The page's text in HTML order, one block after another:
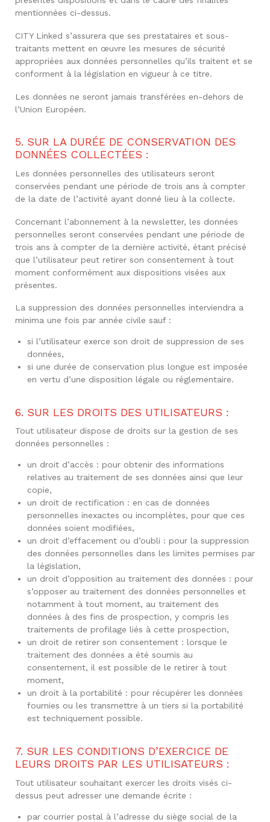
mentionnées ci-dessus.
CITY Linked s’assurera que ses prestataires et sous-
traitants mettent en œuvre les mesures de sécurité
appropriées aux données personnelles qu’ils traitent et se
conforment à la législation en vigueur à ce titre.
Les données ne seront jamais transférées en-dehors de
l’Union Européen.
5. SUR LA DURÉE DE CONSERVATION DES
DONNÉES COLLECTÉES :
Les données personnelles des utilisateurs seront
conservées pendant une période de trois ans à compter
de la date de l’activité ayant donné lieu à la collecte.
Concernant l’abonnement à la newsletter, les données
personnelles seront conservées pendant une période de
trois ans à compter de la dernière activité, étant précisé
que l’utilisateur peut retirer son consentement à tout
moment conformément aux dispositions visées aux
présentes.
La suppression des données personnelles interviendra a
minima une fois par année civile sauf :
si l’utilisateur exerce son droit de suppression de ses
données,
si une durée de conservation plus longue est imposée
en vertu d’une disposition légale ou réglementaire.
6. SUR LES DROITS DES UTILISATEURS :
Tout utilisateur dispose de droits sur la gestion de ses
données personnelles :
un droit d’accès : pour obtenir des informations
relatives au traitement de ses données ainsi que leur
copie,
un droit de rectification : en cas de données
personnelles inexactes ou incomplètes, pour que ces
données soient modifiées,
un droit d’effacement ou d’oubli : pour la suppression
des données personnelles dans les limites permises par
la législation,
un droit d’opposition au traitement des données : pour
s’opposer au traitement des données personnelles et
notamment à tout moment, au traitement des
données à des fins de prospection, y compris les
traitements de profilage liés à cette prospection,
un droit de retirer son consentement : lorsque le
traitement des données a été soumis au
consentement, il est possible de le retirer à tout
moment,
un droit à la portabilité : pour récupérer les données
fournies ou les transmettre à un tiers si la portabilité
est techniquement possible.
7. SUR LES CONDITIONS D’EXERCICE DE
LEURS DROITS PAR LES UTILISATEURS :
Tout utilisateur souhaitant exercer les droits visés ci-
dessus peut adresser une demande écrite :
par courrier postal à l’adresse du siège social de la